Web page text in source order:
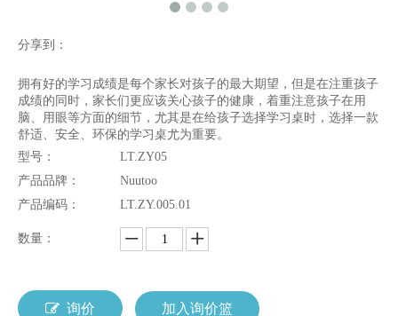
分享到：
拥有好的学习成绩是每个家长对孩子的最大期望，但是在注重孩子
成绩的同时，家长们更应该关心孩子的健康，着重注意孩子在用
脑、用眼等方面的细节，尤其是在给孩子选择学习桌时，选择一款
舒适、安全、环保的学习桌尤为重要。
型号：
LT.ZY05
产品品牌：
Nuutoo
产品编码：
LT.ZY.005.01
数量：
询价 加入询价篮